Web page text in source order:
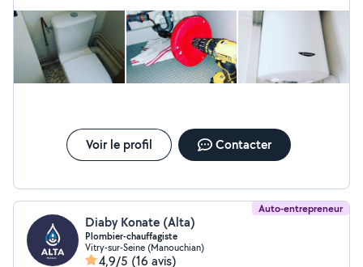
Voir le profil Contacter
Auto-entrepreneur
Diaby Konate (Alta)
Plombier-chauffagiste
Vitry-sur-Seine (Manouchian)
4,9/5 (16 avis)